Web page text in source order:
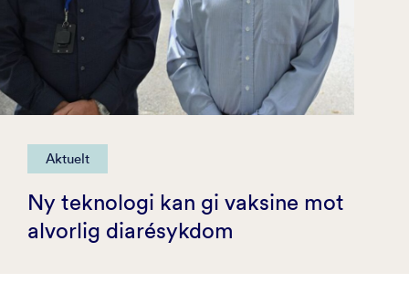
Aktuelt
Ny teknologi kan gi vaksine mot
alvorlig diarésykdom